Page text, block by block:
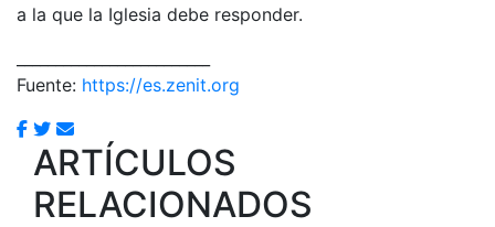
a la que la Iglesia debe responder.
Fuente: https://es.zenit.org
ARTÍCULOS
RELACIONADOS